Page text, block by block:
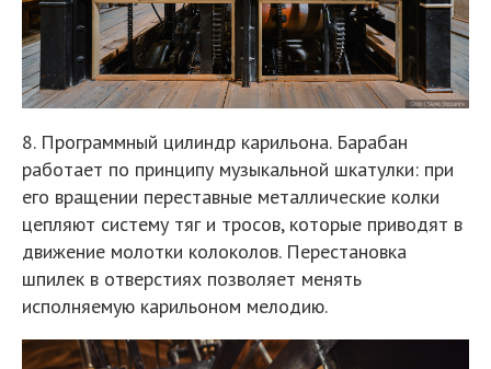
8. Программный цилиндр карильона. Барабан
работает по принципу музыкальной шкатулки: при
его вращении переставные металлические колки
цепляют систему тяг и тросов, которые приводят в
движение молотки колоколов. Перестановка
шпилек в отверстиях позволяет менять
исполняемую карильоном мелодию.